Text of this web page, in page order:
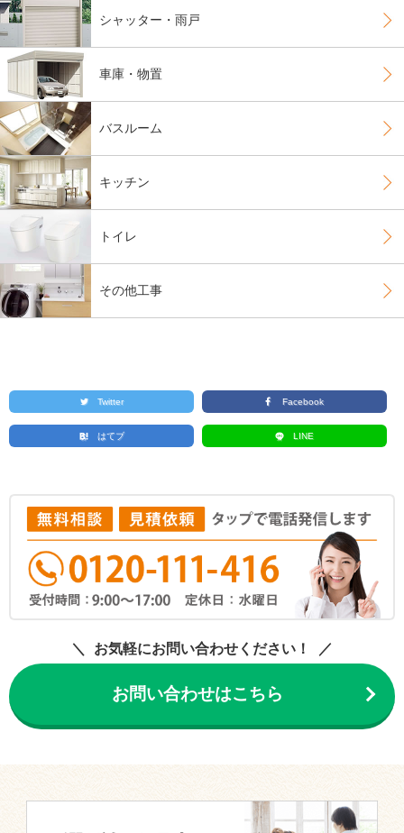
シャッター・雨戸
車庫・物置
バスルーム
キッチン
トイレ
その他工事
Twitter Facebook
はてブ LINE
お気軽にお問い合わせください！
お問い合わせはこちら